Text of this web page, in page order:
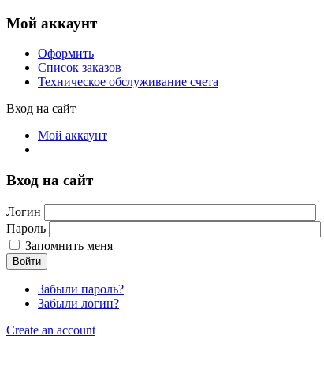
Мой аккаунт
Оформить
Список заказов
Техническое обслуживание счета
Вход на сайт
Мой аккаунт
Вход на сайт
Логин
Пароль
Запомнить меня
Войти
Забыли пароль?
Забыли логин?
Create an account